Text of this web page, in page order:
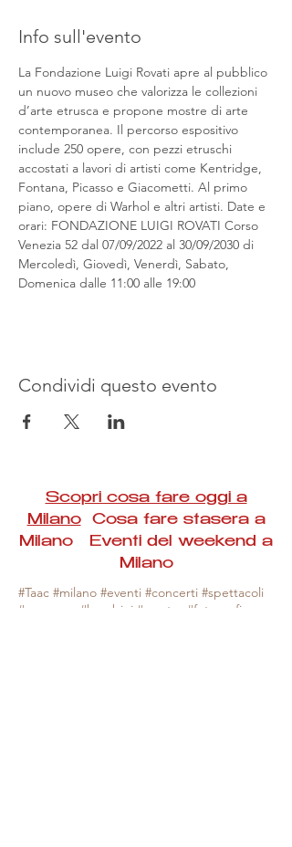
Info sull'evento
La Fondazione Luigi Rovati apre al pubblico
un nuovo museo che valorizza le collezioni
d’arte etrusca e propone mostre di arte
contemporanea. Il percorso espositivo
include 250 opere, con pezzi etruschi
accostati a lavori di artisti come Kentridge,
Fontana, Picasso e Giacometti. Al primo
piano, opere di Warhol e altri artisti. Date e
orari: FONDAZIONE LUIGI ROVATI Corso
Venezia 52 dal 07/09/2022 al 30/09/2030 di
Mercoledì, Giovedì, Venerdì, Sabato,
Domenica dalle 11:00 alle 19:00
Condividi questo evento
Scopri cosa fare oggi a
MilanoCosa fare stasera a
Milano Eventi del weekend a
Milano
#Taac #milano #eventi #concerti #spettacoli
#rassegne #bambini #mostre #fotografia